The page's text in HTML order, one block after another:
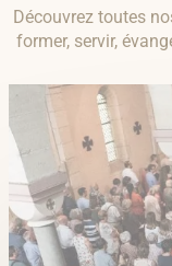
Découvrez toutes
former, servir,